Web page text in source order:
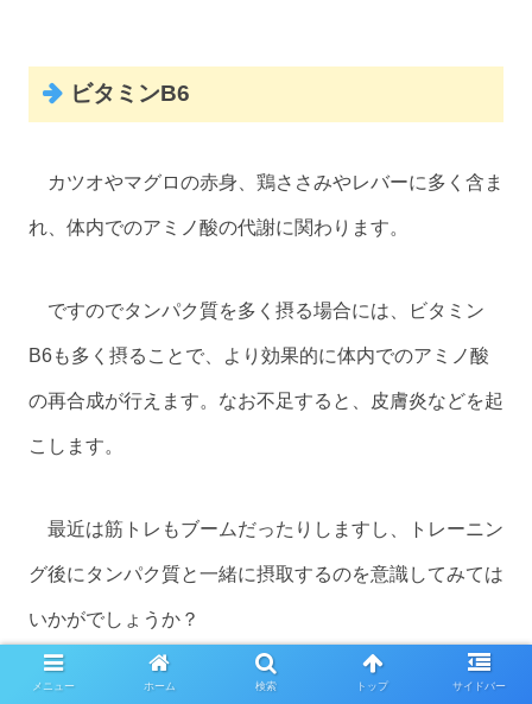
ビタミンB6
カツオやマグロの赤身、鶏ささみやレバーに多く含ま
れ、体内でのアミノ酸の代謝に関わります。
ですのでタンパク質を多く摂る場合には、ビタミン
B6も多く摂ることで、より効果的に体内でのアミノ酸
の再合成が行えます。なお不足すると、皮膚炎などを起
こします。
最近は筋トレもブームだったりしますし、トレーニン
グ後にタンパク質と一緒に摂取するのを意識してみては
いかがでしょうか？
メニュー ホーム 検索 トップ サイドバー